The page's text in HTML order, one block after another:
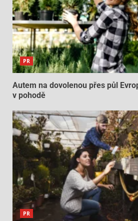
PR
Autem na dovolenou přes půl
v pohodě
PR